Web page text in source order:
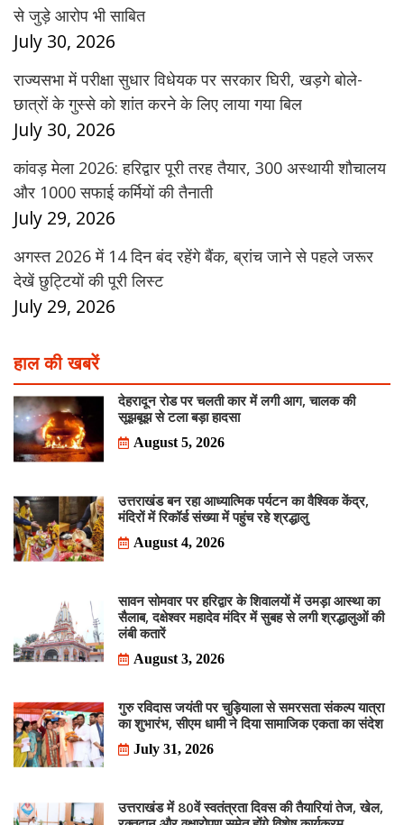
से जुड़े आरोप भी साबित
July 30, 2026
राज्यसभा में परीक्षा सुधार विधेयक पर सरकार घिरी, खड़गे बोले-
छात्रों के गुस्से को शांत करने के लिए लाया गया बिल
July 30, 2026
कांवड़ मेला 2026: हरिद्वार पूरी तरह तैयार, 300 अस्थायी शौचालय
और 1000 सफाई कर्मियों की तैनाती
July 29, 2026
अगस्त 2026 में 14 दिन बंद रहेंगे बैंक, ब्रांच जाने से पहले जरूर
देखें छुट्टियों की पूरी लिस्ट
July 29, 2026
हाल की खबरें
देहरादून रोड पर चलती कार में लगी आग, चालक की
सूझबूझ से टला बड़ा हादसा
August 5, 2026
उत्तराखंड बन रहा आध्यात्मिक पर्यटन का वैश्विक केंद्र,
मंदिरों में रिकॉर्ड संख्या में पहुंच रहे श्रद्धालु
August 4, 2026
सावन सोमवार पर हरिद्वार के शिवालयों में उमड़ा आस्था का
सैलाब, दक्षेश्वर महादेव मंदिर में सुबह से लगी श्रद्धालुओं की
लंबी कतारें
August 3, 2026
गुरु रविदास जयंती पर चुड़ियाला से समरसता संकल्प यात्रा
का शुभारंभ, सीएम धामी ने दिया सामाजिक एकता का संदेश
July 31, 2026
उत्तराखंड में 80वें स्वतंत्रता दिवस की तैयारियां तेज, खेल,